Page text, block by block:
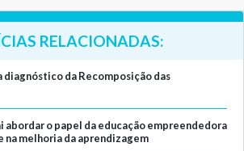
RELACIONADAS:
da Recomposição das
o papel da educação empreendedora
na melhoria da aprendizagem